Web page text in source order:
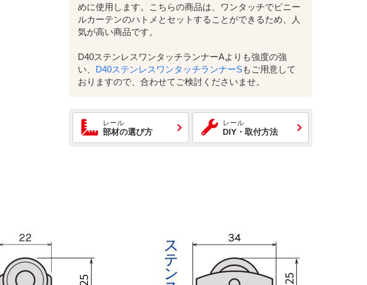
めに使用します。こちらの商品は、ワンタッチでビニー
ルカーテンのハトメとセットすることができるため、人
気が高い商品です。
D40ステンレスワンタッチランナーAよりも強度の強
い、 D40ステンレスワンタッチランナーSもご用意して
おりますので、合わせてご検討くださいませ。
レール
部材の選び方
レール
DIY・取付方法